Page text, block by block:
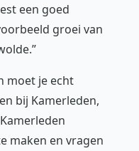
een goed
groei van
moet je echt
bij Kamerleden,
maken en vragen